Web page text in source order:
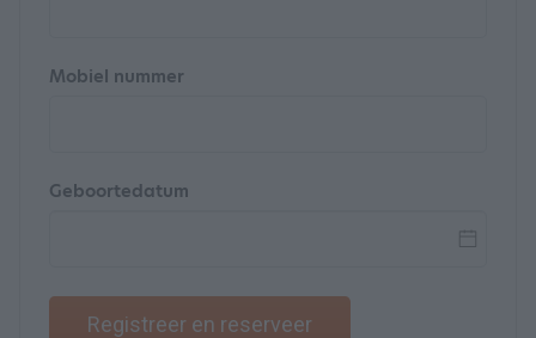
Mobiel nummer
Geboortedatum
Registreer en reserveer